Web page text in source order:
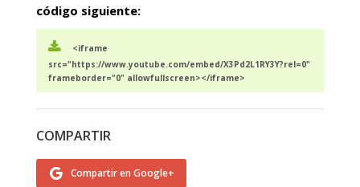
código siguiente:
<iframe
src="https://www.youtube.com/embed/X3Pd2L1RY3Y?rel=0"
frameborder="0" allowfullscreen></iframe>
COMPARTIR
Compartir en Google+